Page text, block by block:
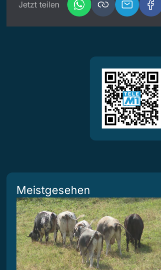
Jetzt teilen
Meistgesehen